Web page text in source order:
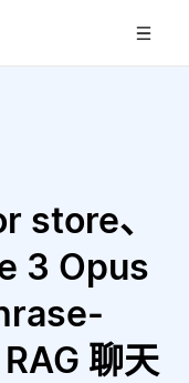
store、
3 Opus
聊天